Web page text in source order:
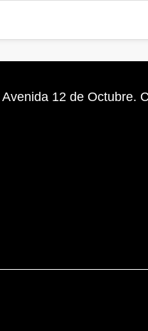
Avenida 12 de Octubre.